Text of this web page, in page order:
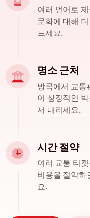
여러 언어로
문화에 대해
드세요.
명소 근처
방콕에서 교통
이 상징적인
서 내리세요.
시간 절약
여러 교통 티
비용을 절약하
요.